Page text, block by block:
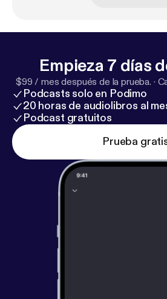
Empieza 7 días
$99 / mes después de la prueba. ·
Podcasts solo en Podimo
20 horas de audiolibros al
Podcast gratuitos
Prueba